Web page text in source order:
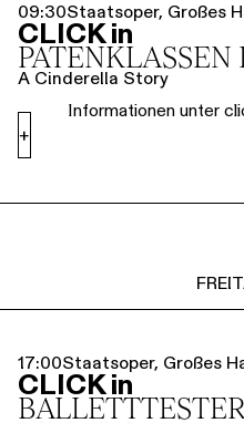
09:30Staatsoper, Großes
CLICK in
A Cinderella Story
Informationen unter
+
17:00Staatsoper, Großes
CLICK in